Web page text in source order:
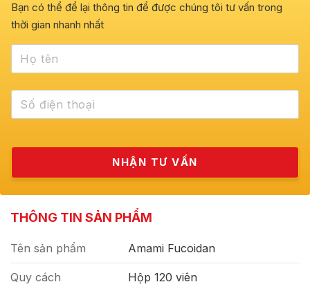
Bạn có thể để lại thông tin để được chúng tôi tư vấn trong
thời gian nhanh nhất
THÔNG TIN SẢN PHẨM
Tên sản phẩm Amami Fucoidan
Quy cách Hộp 120 viên